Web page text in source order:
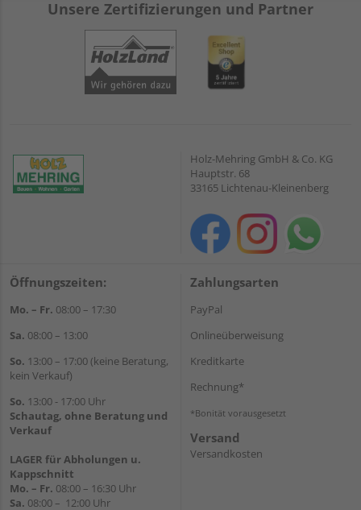
Unsere Zertifizierungen und Partner
Holz-Mehring GmbH & Co. KG
Hauptstr. 68
33165 Lichtenau-Kleinenberg
Öffnungszeiten:
Mo. – Fr. 08:00 – 17:30
Sa. 08:00 – 13:00
So. 13:00 – 17:00 (keine Beratung,
kein Verkauf)
So. 13:00 - 17:00 Uhr
Schautag, ohne Beratung und
Verkauf
LAGER für Abholungen u.
Kappschnitt
Mo. – Fr. 08:00 – 16:30 Uhr
Sa. 08:00 – 12:00 Uhr
Zahlungsarten
PayPal
Onlineüberweisung
Kreditkarte
Rechnung*
*Bonität vorausgesetzt
Versand
Versandkosten